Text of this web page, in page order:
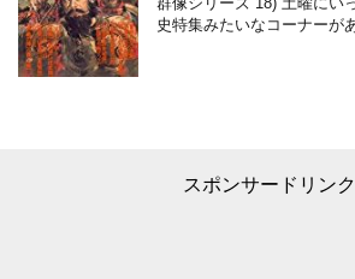
史特集みたいなコーナーが
スポンサードリンク